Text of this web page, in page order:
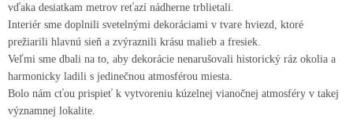
vďaka desiatkam metrov reťazí nádherne trblietali.
Interiér sme doplnili svetelnými dekoráciami v tvare hviezd, ktoré
prežiarili hlavnú sieň a zvýraznili krásu malieb a fresiek.
Veľmi sme dbali na to, aby dekorácie nenarušovali historický ráz okolia a
harmonicky ladili s jedinečnou atmosférou miesta.
Bolo nám cťou prispieť k vytvoreniu kúzelnej vianočnej atmosféry v takej
významnej lokalite.